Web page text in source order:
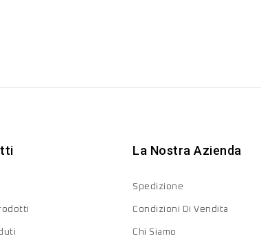
La Nostra Azienda
Spedizione
Condizioni Di Vendita
Chi Siamo